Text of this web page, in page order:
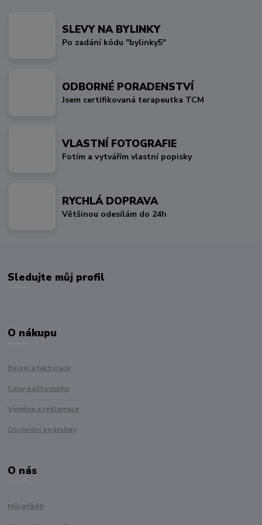
SLEVY NA BYLINKY
Po zadání kódu "bylinky5"
ODBORNÉ PORADENSTVÍ
Jsem certifikovaná terapeutka TCM
VLASTNÍ FOTOGRAFIE
Fotím a vytvářím vlastní popisky
RYCHLÁ DOPRAVA
Většinou odesílám do 24h
Sledujte můj profil
O nákupu
Balení a fakturace
Ceny poštovného
Výměna a reklamace
Obchodní podmínky
O nás
Můj příběh